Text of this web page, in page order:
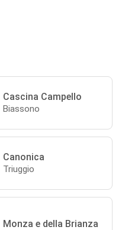
Cascina Campello
Biassono
Canonica
Triuggio
Monza e della Brianza